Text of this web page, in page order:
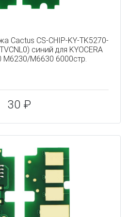
Cactus CS-CHIP-KY-TK5270-
синий для KYOCERA
M6230/M6630 6000стр.
30 ₽